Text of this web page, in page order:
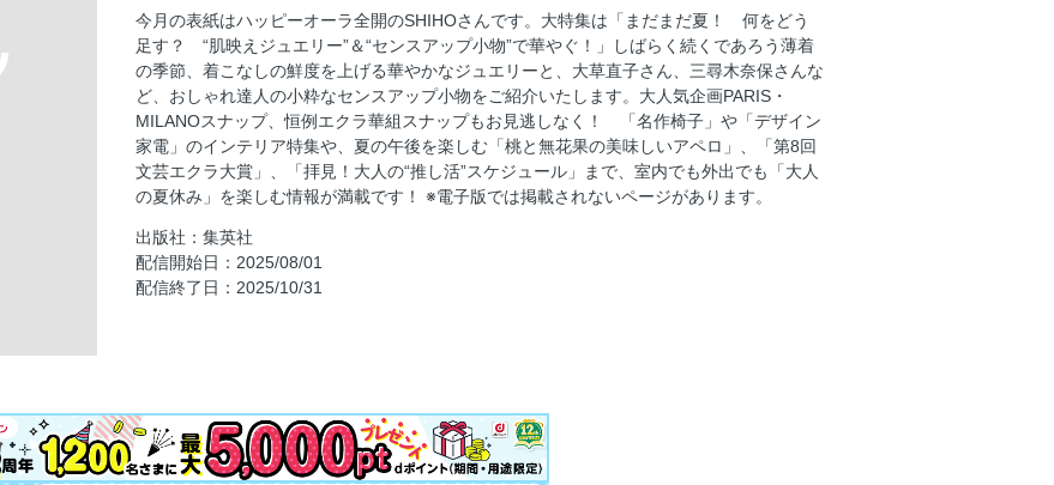
eclat WATCH「腕時計が紡ぐ物語」
SHIHO in Blue Moment 清麗なブルーに託す 過ぎゆく夏の余韻
「肌映えジュエリー」＆「センスアップ小物」で華やぐ！PART．1 菊地凛子「サマー
ジュエリー」と輝いて
「肌映えジュエリー」＆「センスアップ小物」で華やぐ！PART．2 小物で華やぐ「涼
感ラグジュアリー」スタイル
働くエクラ 働く大人のための最旬バッグ＆新名品靴
季節をつなぐ、「エレガントなブラウン」
50代の新命題「美しく暮らす」Part3 桃と無花果の美味しいアペロ
AD
今月の表紙はハッピーオーラ全開のSHIHOさんです。大特集は「まだまだ夏！ 何をどう
足す？ “肌映えジュエリー”＆“センスアップ小物”で華やぐ！」しばらく続くであろう薄着
の季節、着こなしの鮮度を上げる華やかなジュエリーと、大草直子さん、三尋木奈保さんな
ど、おしゃれ達人の小粋なセンスアップ小物をご紹介いたします。大人気企画PARIS・
MILANOスナップ、恒例エクラ華組スナップもお見逃しなく！ 「名作椅子」や「デザイン
家電」のインテリア特集や、夏の午後を楽しむ「桃と無花果の美味しいアペロ」、「第8回
文芸エクラ大賞」、「拝見！大人の“推し活”スケジュール」まで、室内でも外出でも「大人
の夏休み」を楽しむ情報が満載です！ ※電子版では掲載されないページがあります。
出版社：集英社
配信開始日：2025/08/01
配信終了日：2025/10/31